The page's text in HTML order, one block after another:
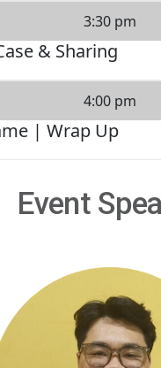
3:30 pm
& Sharing
4:00 pm
| Wrap Up
Event